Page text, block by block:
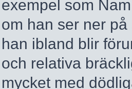
exempel som
om han ser ner
han ibland blir
och relativa
mycket med